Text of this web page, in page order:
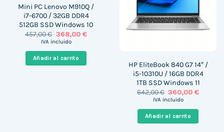
Mini PC Lenovo M910Q /
i7-6700 / 32GB DDR4
512GB SSD Windows 10
457,00€ El
precio
era:
457,00 €.
368,00 €El
es:
368,00 €.
IVA incluido
Añadir al carrito
HP EliteBook 840 G7 14″ /
i5-10310U / 16GB DDR4
1TB SSD Windows 11
642,00€ El
precio
era:
642,00 €.
360,00€El
IVA incluido
Añadir al carrito